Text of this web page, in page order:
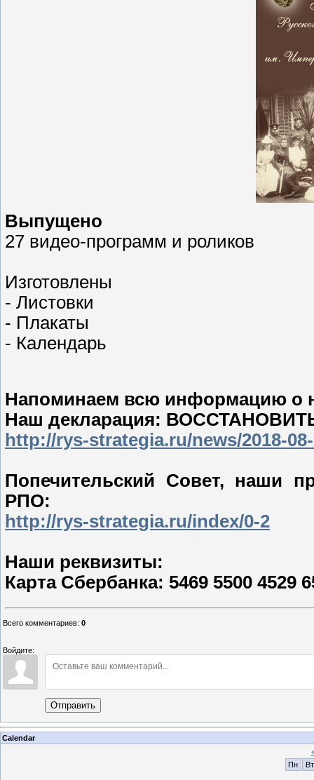
Выпущено
27 видео-программ и роликов
Изготовлены
- Листовки
- Плакаты
- Календарь
Напоминаем всю информацию о
Наш декларация:
http://rys-strategia.ru/news/2018-
Попечительский Совет, наши
РПО:
http://rys-strategia.ru/index/0-2
Наши реквизиты:
Карта Сбербанка: 5469 5500 4529
Всего комментариев: 0
Войдите:
Отправить
Calendar
Пн
Вт